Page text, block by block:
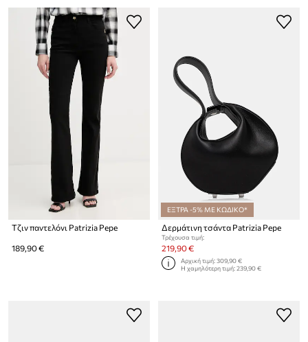
Τζιν παντελόνι Patrizia Pepe
189,90 €
ΕΞΤΡΑ -5% ΜΕ ΚΩΔΙΚΟ*
Δερμάτινη τσάντα Patrizia Pepe
Τρέχουσα τιμή:
219,90 €
Αρχική τιμή:309,90 €
Η χαμηλότερη τιμή:239,90 €